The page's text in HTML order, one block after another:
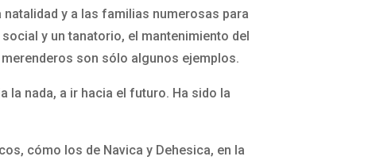
y a las familias numerosas para
y un tanatorio, el mantenimiento del
son sólo algunos ejemplos.
la nada, a ir hacia el futuro. Ha sido la
cómo los de Navica y Dehesica, en la